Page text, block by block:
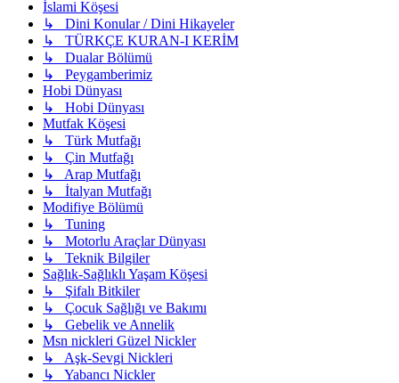
İslami Köşesi
↳ Dini Konular / Dini Hikayeler
↳ TÜRKÇE KURAN-I KERİM
↳ Dualar Bölümü
↳ Peygamberimiz
Hobi Dünyası
↳ Hobi Dünyası
Mutfak Köşesi
↳ Türk Mutfağı
↳ Çin Mutfağı
↳ Arap Mutfağı
↳ İtalyan Mutfağı
Modifiye Bölümü
↳ Tuning
↳ Motorlu Araçlar Dünyası
↳ Teknik Bilgiler
Sağlık-Sağlıklı Yaşam Köşesi
↳ Şifalı Bitkiler
↳ Çocuk Sağlığı ve Bakımı
↳ Gebelik ve Annelik
Msn nickleri Güzel Nickler
↳ Aşk-Sevgi Nickleri
↳ Yabancı Nickler